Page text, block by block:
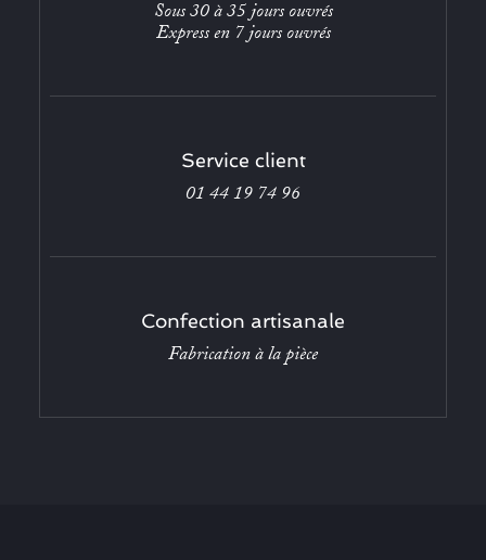
Sous 30 à 35 jours ouvrés
Express en 7 jours ouvrés
Service client
01 44 19 74 96
Confection artisanale
Fabrication à la pièce